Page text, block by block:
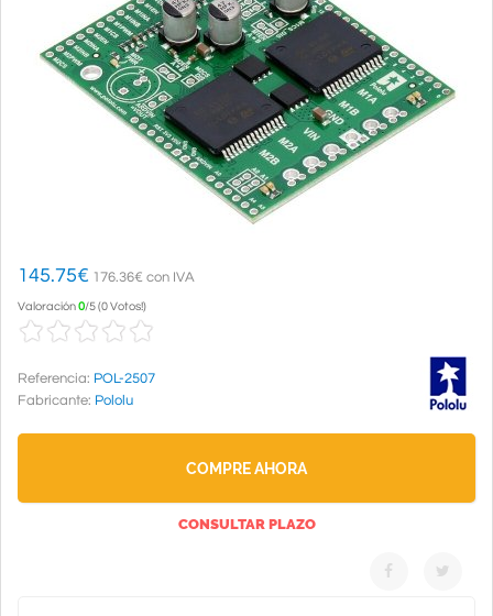
145.75€ 176.36€ con IVA
Valoración0/5(0 Votos!)
Referencia: POL-2507
Fabricante: Pololu
COMPRE AHORA
CONSULTAR PLAZO